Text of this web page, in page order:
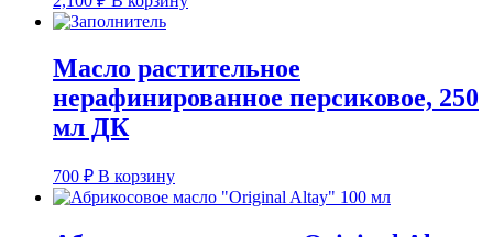
Масло растительное
нерафинированное персиковое, 250
мл ДК
700 ₽ В корзину